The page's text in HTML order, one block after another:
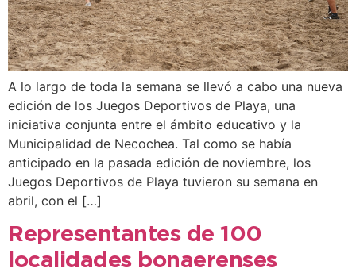
A lo largo de toda la semana se llevó a cabo una nueva
edición de los Juegos Deportivos de Playa, una
iniciativa conjunta entre el ámbito educativo y la
Municipalidad de Necochea. Tal como se había
anticipado en la pasada edición de noviembre, los
Juegos Deportivos de Playa tuvieron su semana en
abril, con el […]
Representantes de 100
localidades bonaerenses